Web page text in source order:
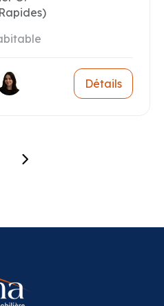
Détails